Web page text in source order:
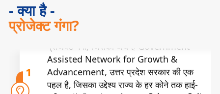
- क्या है -
प्रोजेक्ट गंगा?
1
Assisted Network for Growth &
Advancement, उत्तर प्रदेश सरकार की एक
स्पीड ब्रॉडबैंड पहुंचाना है। यह परियोजना उद्यमियों
को स्थानीय ब्रॉडबैंड व्यवसाय शुरू करने और
ग्राहकों को इंटरनेट सेवाएँ प्रदान करने के लिए भी
प्रोत्साहित करती है।